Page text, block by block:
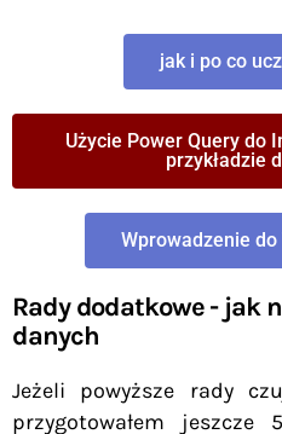
jak i po co
Użycie Power Query do
przykładzie
Wprowadzenie
Rady dodatkowe - jak
danych
Jeżeli powyższe rady
przygotowałem